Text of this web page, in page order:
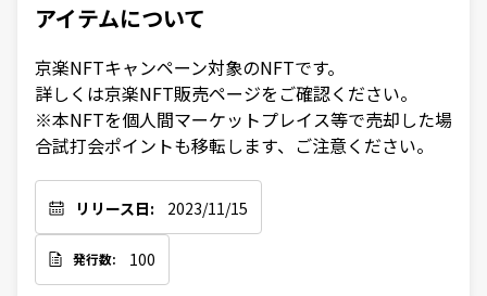
アイテムについて
京楽NFTキャンペーン対象のNFTです。
詳しくは京楽NFT販売ページをご確認ください。
※本NFTを個人間マーケットプレイス等で売却した場
合試打会ポイントも移転します、ご注意ください。
リリース日: 2023/11/15
発行数: 100